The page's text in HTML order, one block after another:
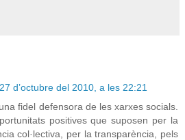
27 d’octubre del 2010, a les 22:21
fidel defensora de les xarxes socials.
positives que suposen per la
col·lectiva, per la transparència, pels